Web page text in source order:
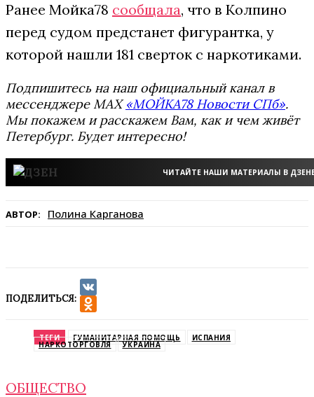
Ранее Мойка78 сообщала, что в Колпино
перед судом предстанет фигурантка, у
которой нашли 181 сверток с наркотиками.
Подпишитесь на наш официальный канал в
мессенджере MAX«МОЙКА78 Новости СПб».
Мы покажем и расскажем Вам, как и чем живёт
Петербург. Будет интересно!
ЧИТАЙТЕ НАШИ МАТЕРИАЛЫ В
АВТОР: Полина Карганова
ПОДЕЛИТЬСЯ:
VK
ТЕГИ ГУМАНИТАРНАЯ ПОМОЩЬ ИСПАНИЯ
НАРКОТОРГОВЛЯ УКРАИНА
ОБЩЕСТВО